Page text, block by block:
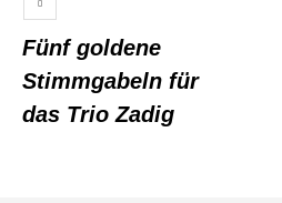
Fünf goldene
Stimmgabeln für
das Trio Zadig